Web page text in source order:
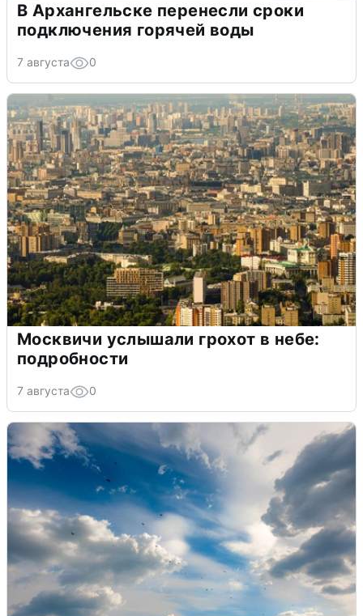
В Архангельске перенесли сроки
подключения горячей воды
7 августа 0
Москвичи услышали грохот в небе:
подробности
7 августа 0